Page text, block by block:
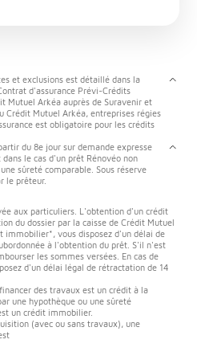
et exclusions est détaillé dans la
d'assurance Prévi-Crédits
Mutuel Arkéa auprès de Suravenir et
Crédit Mutuel Arkéa, entreprises régies
est obligatoire pour les crédits
du 8e jour sur demande expresse
le cas d'un prêt Rénovéo non
sûreté comparable. Sous réserve
le prêteur.
aux particuliers. L'obtention d'un crédit
du dossier par la caisse de Crédit Mutuel
immobilier*, vous disposez d'un délai de
à l'obtention du prêt. S'il n'est
les sommes versées. En cas de
d'un délai légal de rétractation de 14
des travaux est un crédit à la
une hypothèque ou une sûreté
un crédit immobilier.
(avec ou sans travaux), une